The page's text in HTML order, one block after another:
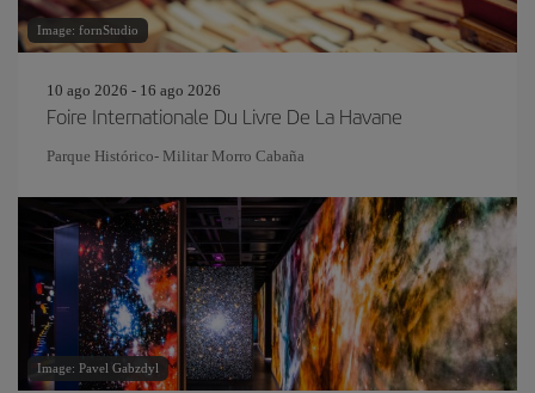
Image: fornStudio
10 ago 2026 - 16 ago 2026
Foire Internationale Du Livre De La Havane
Parque Histórico- Militar Morro Cabaña
Image: Pavel Gabzdyl